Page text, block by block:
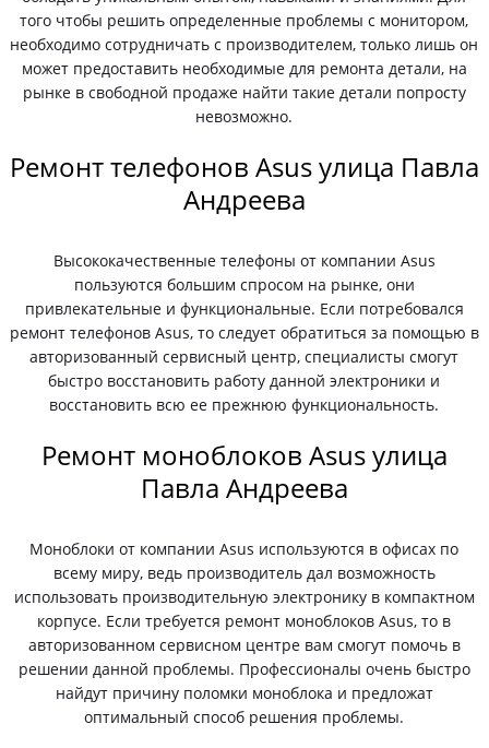
того чтобы решить определенные проблемы с монитором,
необходимо сотрудничать с производителем, только лишь он
может предоставить необходимые для ремонта детали, на
рынке в свободной продаже найти такие детали попросту
невозможно.
Ремонт телефонов Asus улица Павла
Андреева
Высококачественные телефоны от компании Asus
пользуются большим спросом на рынке, они
привлекательные и функциональные. Если потребовался
ремонт телефонов Asus, то следует обратиться за помощью в
авторизованный сервисный центр, специалисты смогут
быстро восстановить работу данной электроники и
восстановить всю ее прежнюю функциональность.
Ремонт моноблоков Asus улица
Павла Андреева
Моноблоки от компании Asus используются в офисах по
всему миру, ведь производитель дал возможность
использовать производительную электронику в компактном
корпусе. Если требуется ремонт моноблоков Asus, то в
авторизованном сервисном центре вам смогут помочь в
решении данной проблемы. Профессионалы очень быстро
найдут причину поломки моноблока и предложат
оптимальный способ решения проблемы.